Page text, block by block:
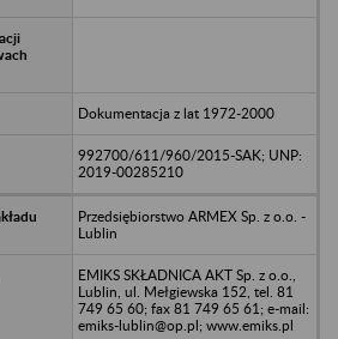
Dokumentacja z lat 1972-2000
992700/611/960/2015-SAK; UNP:
2019-00285210
Przedsiębiorstwo ARMEX Sp. z o.o. -
Lublin
EMIKS SKŁADNICA AKT Sp. z o.o.,
Lublin, ul. Mełgiewska 152, tel. 81
749 65 60; fax 81 749 65 61; e-mail:
emiks-lublin@op.pl; www.emiks.pl